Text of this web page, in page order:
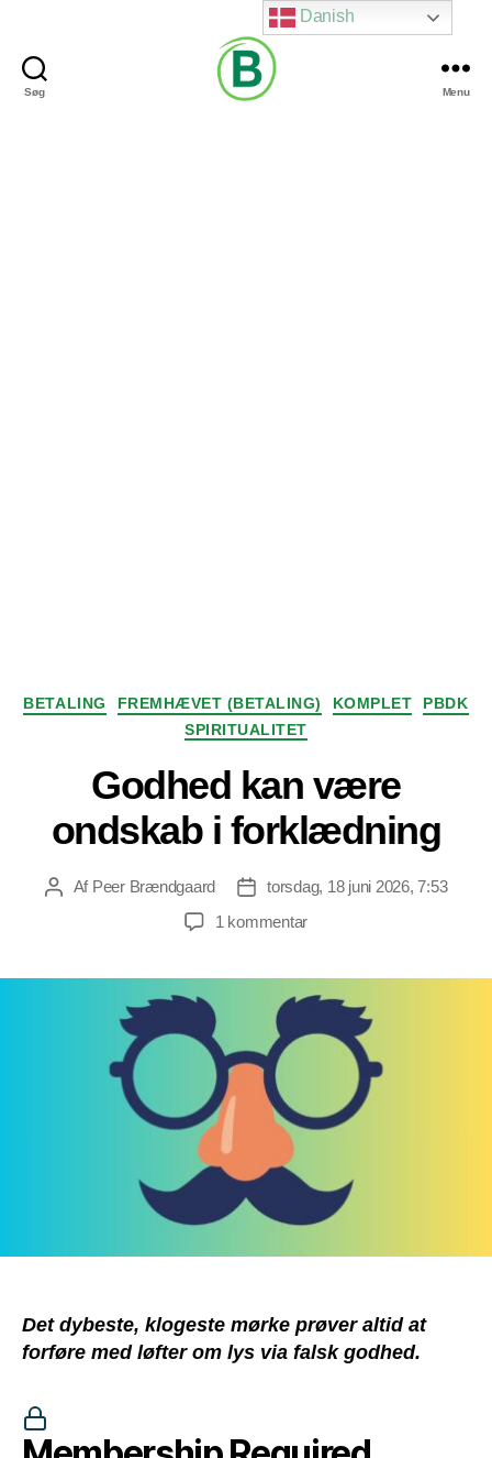
Søg Menu
Kategorier
BETALING FREMHÆVET (BETALING) KOMPLET
PBDK
SPIRITUALITET
Godhed kan være
ondskab i forklædning
Indlægsforfatter
Af Peer Brændgaard Indlægsdato
torsdag, 18 juni 2026, 7:53
1 kommentartil
være
ondskab
i
forklædning
Det dybeste, klogeste mørke prøver altid at
forføre med løfter om lys via falsk godhed.
Danish